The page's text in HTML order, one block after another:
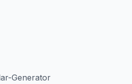
Generator